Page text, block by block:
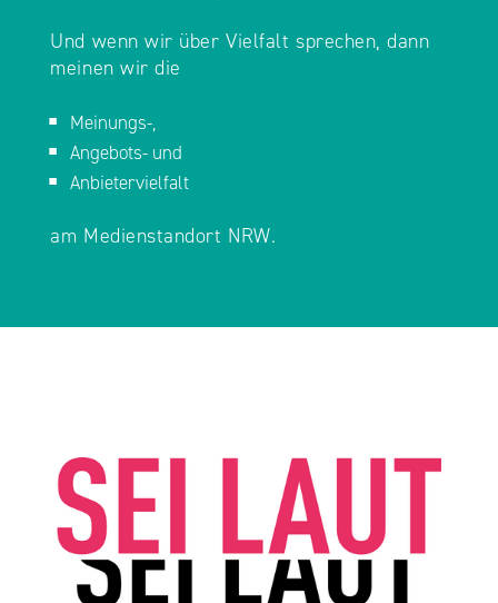
Und wenn wir über Vielfalt sprechen, dann
meinen wir die
Meinungs-,
Angebots- und
Anbietervielfalt
am Medienstandort NRW. ​